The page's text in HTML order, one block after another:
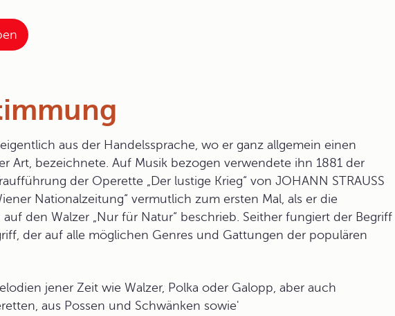
aus der Handelssprache, wo er ganz allgemein einen
Art, bezeichnete. Auf Musik bezogen verwendete ihn 1881 der
der Operette „Der lustige Krieg“ von JOHANN STRAUSS
Nationalzeitung“ vermutlich zum ersten Mal, als er die
auf den Walzer „Nur für Natur“ beschrieb. Seither fungiert der Begriff
der auf alle möglichen Genres und Gattungen der populären
jener Zeit wie Walzer, Polka oder Galopp, aber auch
aus Possen und Schwänken sowie'